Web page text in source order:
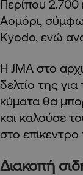
Περίπου 2.700
Αομόρι,
Kyodo, ενώ
Η JMA στο
δελτίο της
κύματα θα
και καλούσε
στο
Διακοπή